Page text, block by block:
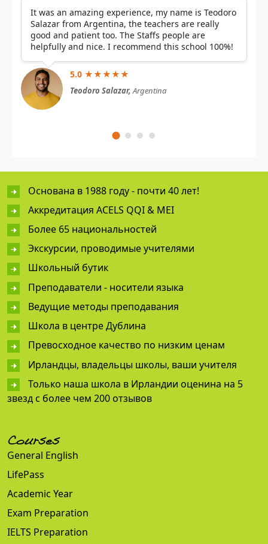
It was an amazing experience, my name is Teodoro
Salazar from Argentina, the teachers are really
good and patient too. The Staffs people are
helpfully and nice. I recommend this school 100%!
5.0 ★★★★★
Teodoro Salazar, Argentina
Основана в 1988 году - почти 40 лет!
Аккредитация ACELS QQI & MEI
Более 65 национальностей
Экскурсии, проводимые учителями
Школьный бутик
Преподаватели - носители языка
Ведущие методы преподавания
Школа в центре Дублина
Превосходное качество по низким ценам
Ирландцы, владельцы школы, ваши учителя
Только наша школа в Ирландии оценина на 5
звезд с более чем 200 отзывов
Courses
General English
LifePass
Academic Year
Exam Preparation
IELTS Preparation